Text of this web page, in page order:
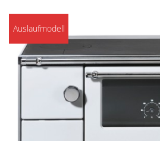
Auslaufmodell